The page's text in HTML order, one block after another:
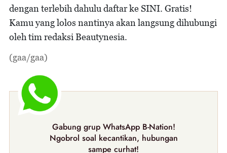
dengan terlebih dahulu daftar ke SINI. Gratis!
Kamu yang lolos nantinya akan langsung dihubungi
oleh tim redaksi Beautynesia.
(gaa/gaa)
Gabung grup WhatsApp B-Nation!
Ngobrol soal kecantikan, hubungan
sampe curhat!